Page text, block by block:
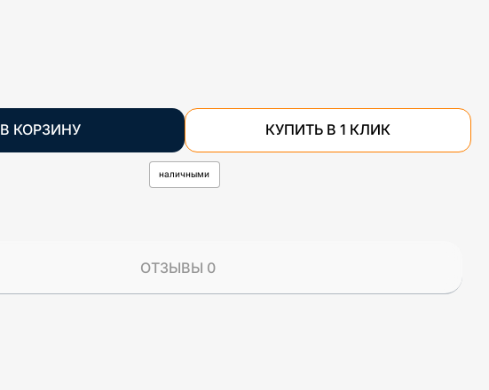
В КОРЗИНУ КУПИТЬ В 1 КЛИК
наличными
ОТЗЫВЫ 0